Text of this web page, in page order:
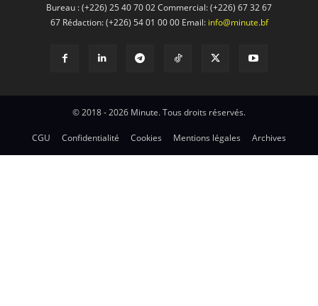
Bureau : (+226) 25 40 70 02 Commercial: (+226) 67 32 67
67 Rédaction: (+226) 54 01 00 00 Email: info@minute.bf
© 2018 - 2026 Minute. Tous droits réservés.
CGU Confidentialité Cookies Mentions légales Archives